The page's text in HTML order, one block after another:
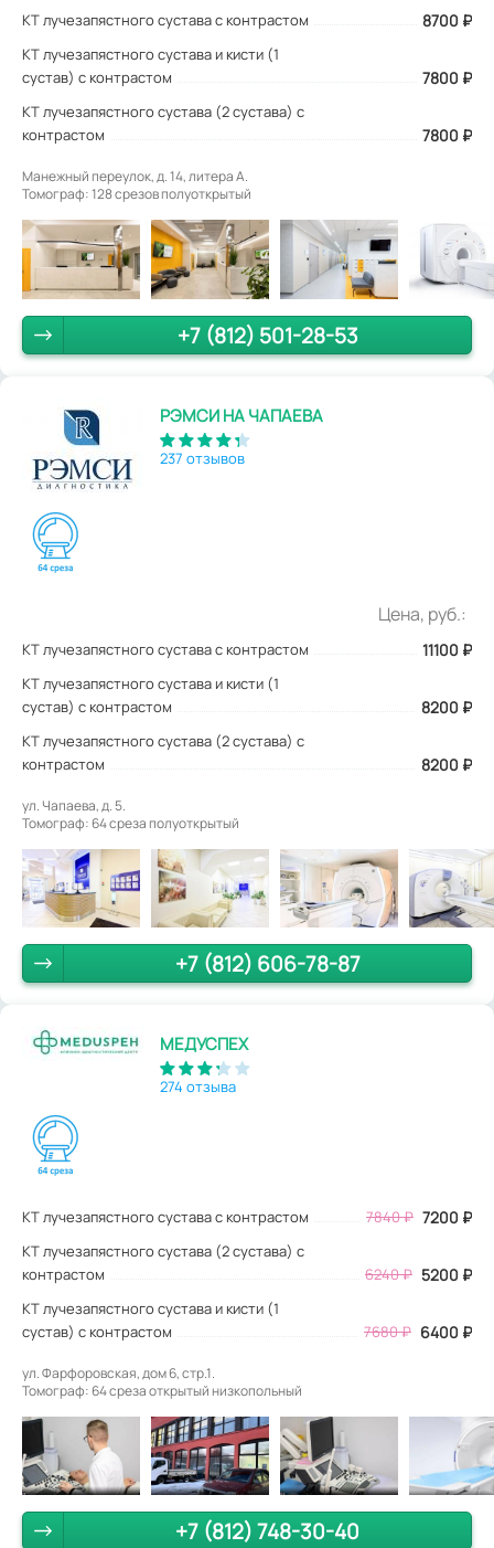
КТ лучезапястного сустава с контрастом 8700 ₽
КТ лучезапястного сустава и кисти (1
сустав) с контрастом
7800 ₽
КТ лучезапястного сустава (2 сустава) с
контрастом
7800 ₽
Манежный переулок, д. 14, литера А.
Томограф: 128 срезов полуоткрытый
+7 (812) 501-28-53
РЭМСИ НА ЧАПАЕВА
237 отзывов
Цена, руб.:
КТ лучезапястного сустава с контрастом 11100 ₽
КТ лучезапястного сустава и кисти (1
сустав) с контрастом
8200 ₽
КТ лучезапястного сустава (2 сустава) с
контрастом
8200 ₽
ул. Чапаева, д. 5.
Томограф: 64 среза полуоткрытый
+7 (812) 606-78-87
МЕДУСПЕХ
274 отзыва
КТ лучезапястного сустава с контрастом 7840₽ 7200 ₽
КТ лучезапястного сустава (2 сустава) с
контрастом
6240 ₽ 5200 ₽
КТ лучезапястного сустава и кисти (1
сустав) с контрастом
7680 ₽ 6400 ₽
ул. Фарфоровская, дом 6, стр.1.
Томограф: 64 среза открытый низкопольный
+7 (812) 748-30-40